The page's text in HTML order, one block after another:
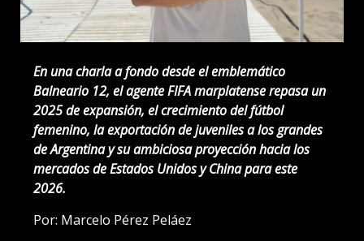
En una charla a fondo desde el emblemático
Balneario 12, el agente FIFA marplatense repasa un
2025 de expansión, el crecimiento del fútbol
femenino, la exportación de juveniles a los grandes
de Argentina y su ambiciosa proyección hacia los
mercados de Estados Unidos y China para este
2026.
Por: Marcelo Pérez Peláez